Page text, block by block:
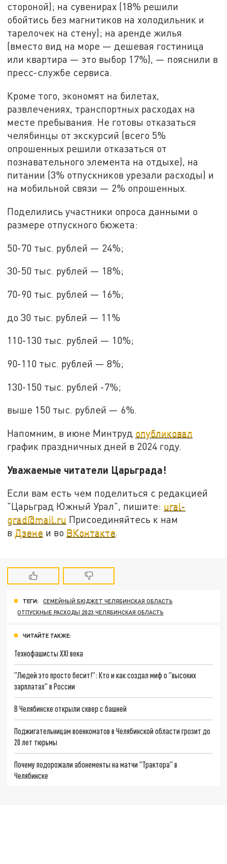
стороной); на сувенирах (18% решили
обойтись без магнитиков на холодильник и
тарелочек на стену); на аренде жилья
(вместо вид на море — дешевая гостиница
или квартира — это выбор 17%), — пояснили в
пресс-службе сервиса.
Кроме того, экономят на билетах,
развлечениях, транспортных расходах на
месте пребывания. Не готовы отказаться
челябинцы от экскурсий (всего 5%
опрошенных решили отказаться от
познавательного элемента на отдыхе), на
питании (3% отпускников урезали расходы) и
на мобильной связи — 2% опрошенных.
Поделились участники опроса данными о
размере отпускного бюжета:
50-70 тыс. рублей — 24%;
30-50 тыс. рублей — 18%;
70-90 тыс. рублей — 16%;
до 30 тыс. рублей — 11%
110-130 тыс. рублей — 10%;
90-110 тыс. рублей — 8%;
130-150 тыс. рублей -7%;
выше 150 тыс. рублей — 6%.
Напомним, в июне Минтруд опубликовал
график праздничных дней в 2024 году.
Уважаемые читатели Царьграда!
Если вам есть чем поделиться с редакцией
"Царьград Южный Урал", пишите: ural-
grad@mail.ru Присоединяйтесь к нам
в Дзене и во ВКонтакте.
ТЕГИ:
СЕМЕЙНЫЙ БЮДЖЕТ ЧЕЛЯБИНСКАЯ ОБЛАСТЬ
ОТПУСКНЫЕ РАСХОДЫ 2023 ЧЕЛЯБИНСКАЯ ОБЛАСТЬ
ЧИТАЙТЕ ТАКЖЕ:
Технофашисты XXI века
"Людей это просто бесит!": Кто и как создал миф о "высоких
зарплатах" в России
В Челябинске открыли сквер с башней
Поджигательницам военкоматов в Челябинской области грозит до
20 лет тюрьмы
Почему подорожали абонементы на матчи "Трактора" в
Челябинске